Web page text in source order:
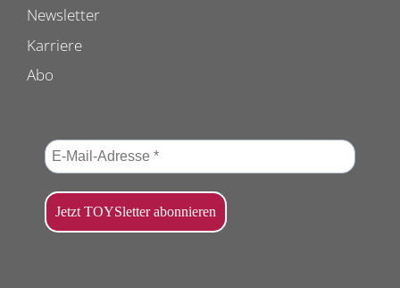
Newsletter
Karriere
Abo